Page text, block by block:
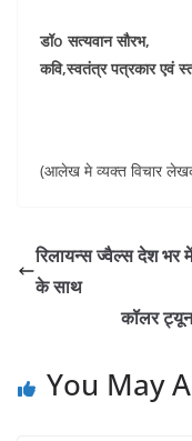
डॉo सत्यवान सौरभ,
कवि,स्वतंत्र पत्रकार एवं
(आलेख मे व्यक्त विचार
रिलायन्स ज्वैल्स देश
के साथ
कॉलर ट्यून
You May